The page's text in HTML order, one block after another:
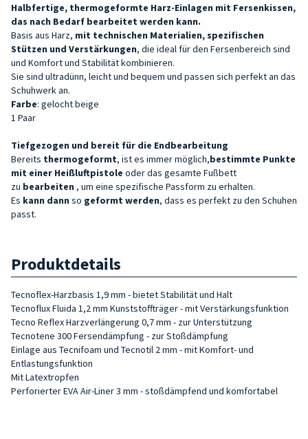
Halbfertige, thermogeformte Harz-Einlagen mit Fersenkissen,
das nach Bedarf bearbeitet werden kann.
Basis aus Harz, mit technischen Materialien, spezifischen
Stützen und Verstärkungen, die ideal für den Fersenbereich sind
und Komfort und Stabilität kombinieren.
Sie sind ultradünn, leicht und bequem und passen sich perfekt an das
Schuhwerk an.
Farbe: gelocht beige
1 Paar
Tiefgezogen und bereit für die Endbearbeitung
Bereits thermogeformt, ist es immer möglich,bestimmte Punkte
mit einer Heißluftpistole oder das gesamte Fußbett
zu bearbeiten , um eine spezifische Passform zu erhalten.
Es kann dann so geformt werden, dass es perfekt zu den Schuhen
passt.
Produktdetails
Tecnoflex-Harzbasis 1,9 mm - bietet Stabilität und Halt
Tecnoflux Fluida 1,2 mm Kunststoffträger - mit Verstärkungsfunktion
Tecno Reflex Harzverlängerung 0,7 mm - zur Unterstützung
Tecnotene 300 Fersendämpfung - zur Stoßdämpfung
Einlage aus Tecnifoam und Tecnotil 2 mm - mit Komfort- und
Entlastungsfunktion
Mit Latextropfen
Perforierter EVA Air-Liner 3 mm - stoßdämpfend und komfortabel